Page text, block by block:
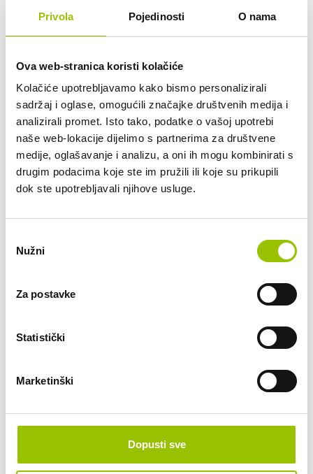
Privola Pojedinosti O nama
Ova web-stranica koristi kolačiće
Kolačiće upotrebljavamo kako bismo personalizirali
sadržaj i oglase, omogućili značajke društvenih medija i
analizirali promet. Isto tako, podatke o vašoj upotrebi
naše web-lokacije dijelimo s partnerima za društvene
medije, oglašavanje i analizu, a oni ih mogu kombinirati s
drugim podacima koje ste im pružili ili koje su prikupili
dok ste upotrebljavali njihove usluge.
pristanka
Nužni
Za postavke
Statistički
Marketinški
Dopusti sve
MJENJAČ:
AUTOMATSKI MJENJAČ
BROJ VLASNIKA:
PRVI
SERVISNA KNJIŽICA:
DA
GARAŽIRAN:
DA
STANJE:
RABLJENO
Kupljen nov u Hrvatskoj kod ovlaštenog trgovca.1.
vlasnik.Dosta opreme i joŠ:- APPLE CARPLAY- GRIJANJE
PREDNJIH SJEDALA- METALIK BOJA- KROVNI NOSAČI
ALUMINIJ- LED GLAVNA SVIJETLA PDLS PLUS- PANORAMA
SILBER- VEĆI SPREMNIK GORIVA 75 L- UKRASNE LETVICE
PROZORA ALUMINIJ- ZATAMNJENA STAKLA
MOGUĆ PREMA DOGOVORU. PRODAJA MOGUĆA NAJRANIJE
Zanima li Vas ovaj automobil? Pošaljite
nam upit.
POŠALJI UPIT
Saznajte sve o mogućnostima financiranja >>>